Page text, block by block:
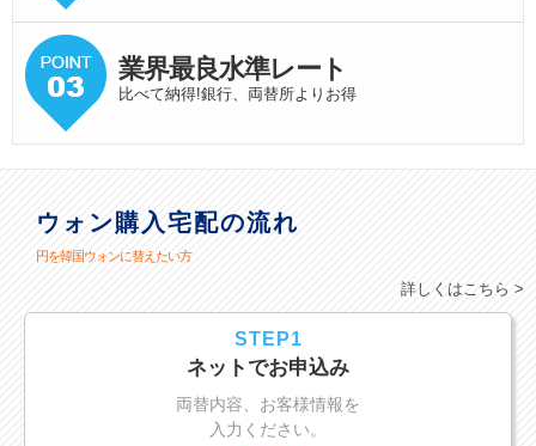
業界最良水準レート
比べて納得!銀行、両替所よりお得
ウォン購入宅配の流れ
円を韓国ウォンに替えたい方
詳しくはこちら >
STEP1
ネットでお申込み
両替内容、お客様情報を
入力ください。